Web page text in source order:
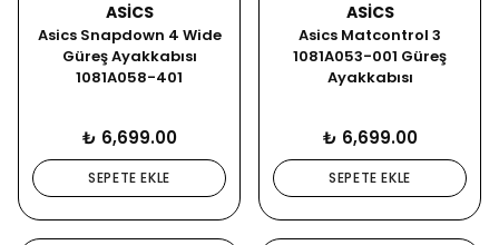
ASICS
Asics Snapdown 4 Wide
Güreş Ayakkabısı
1081A058-401
₺ 6,699.00
SEPETE EKLE
ASICS
Asics Matcontrol 3
1081A053-001 Güreş
Ayakkabısı
₺ 6,699.00
SEPETE EKLE